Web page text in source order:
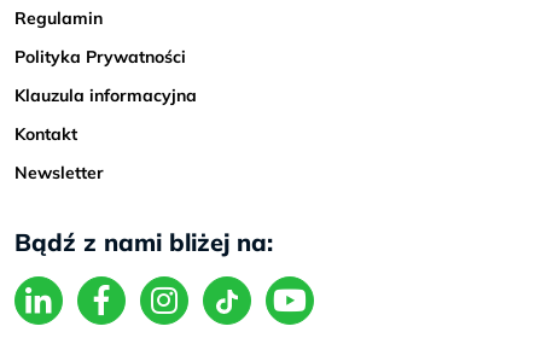
Regulamin
Polityka Prywatności
Klauzula informacyjna
Kontakt
Newsletter
Bądź z nami bliżej na: